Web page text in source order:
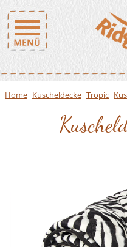
Home Kuscheldecke Tropic